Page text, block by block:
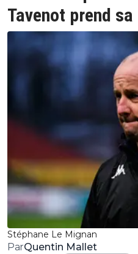
Stéphane Le Mignan
Tavenot prend
ParQuentin Mallet